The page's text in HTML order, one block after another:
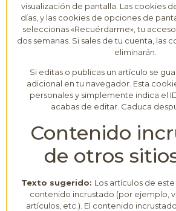
visualización de pantalla. Las cookies
días, y las cookies de opciones de
seleccionas «Recuérdarme», tu
dos semanas. Si sales de tu cuenta, las
eliminarán.
Si editas o publicas un artículo se
adicional en tu navegador. Esta
personales y simplemente indica el
acabas de editar. Caduca
Contenido
de otros
Texto sugerido: Los artículos de
contenido incrustado (por ejemplo,
artículos, etc.). El contenido